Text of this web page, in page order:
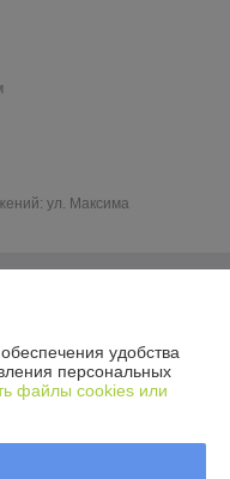
ул. Максима
удобства
персональных
файлы cookies или